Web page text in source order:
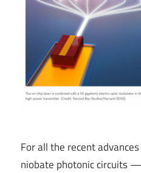
For all the recent
niobate photonic circuits